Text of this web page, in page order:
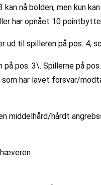
nå bolden, men kun
har opnået 10
ud til spilleren på pos. 4,
pos. 3\. Spillerne på
har lavet forsvar/
middelhård/hårdt